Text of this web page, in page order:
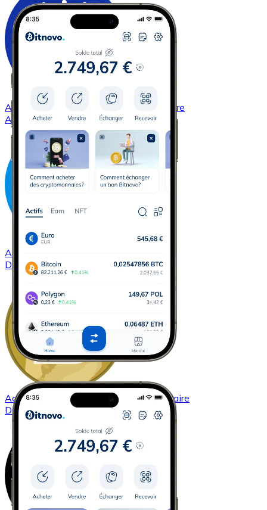
AcheterCardanoavec virement bancaire
ADA
Acheter
DASH
Acheter Dogecoin
avec virement bancaire
DOGE